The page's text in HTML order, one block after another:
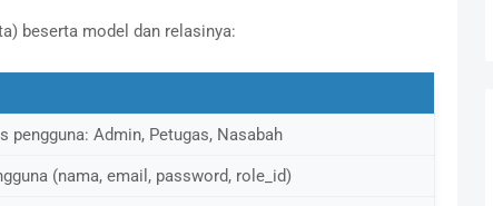
beserta model dan relasinya:
pengguna: Admin, Petugas, Nasabah
(nama, email, password, role_id)